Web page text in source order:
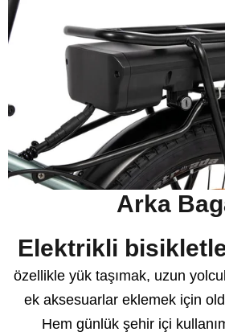
Arka
Elektrikli
özellikle yük taşımak, uzun
ek aksesuarlar eklemek için
Hem günlük şehir içi